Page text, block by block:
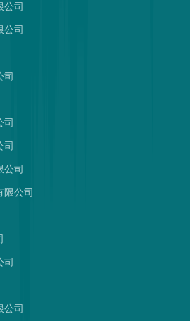
公司
公司
司
司
司
公司
限公司
司
公司